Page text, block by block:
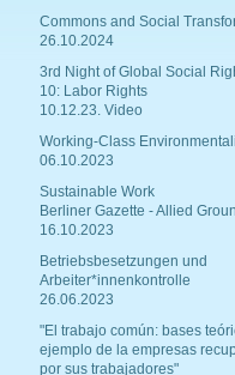
Commons and Social
26.10.2024
3rd Night of Global Social
10: Labor Rights
10.12.23. Video
Working-Class
06.10.2023
Sustainable Work
Berliner Gazette - Allied
16.10.2023
Betriebsbesetzungen und
Arbeiter*innenkontrolle
26.06.2023
"El trabajo común: bases
ejemplo de la empresas
por sus trabajadores"